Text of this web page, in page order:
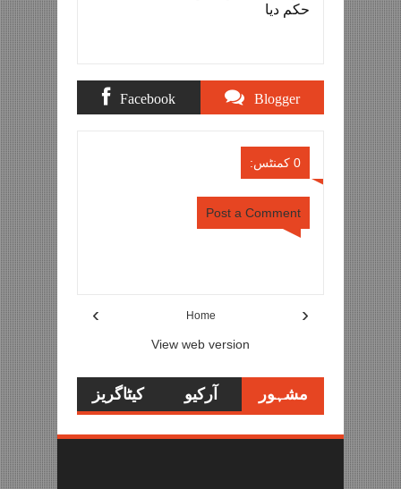
حکم دیا
Blogger
Facebook
0 کمنٹس:
Post a Comment
‹
› Home
View web version
مشہور
آرکیو کیٹاگریز